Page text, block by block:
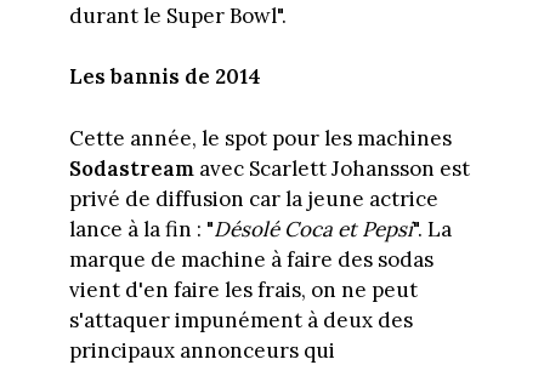
durant le Super Bowl".
Les bannis de 2014
Cette année, le spot pour les machines
Sodastreamavec Scarlett Johansson est
privé de diffusion car la jeune actrice
lance à la fin : "Désolé Coca et Pepsi". La
marque de machine à faire des sodas
vient d'en faire les frais, on ne peut
s'attaquer impunément à deux des
principaux annonceurs qui